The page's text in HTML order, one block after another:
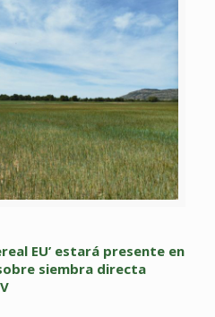
EU’ estará presente en
siembra directa